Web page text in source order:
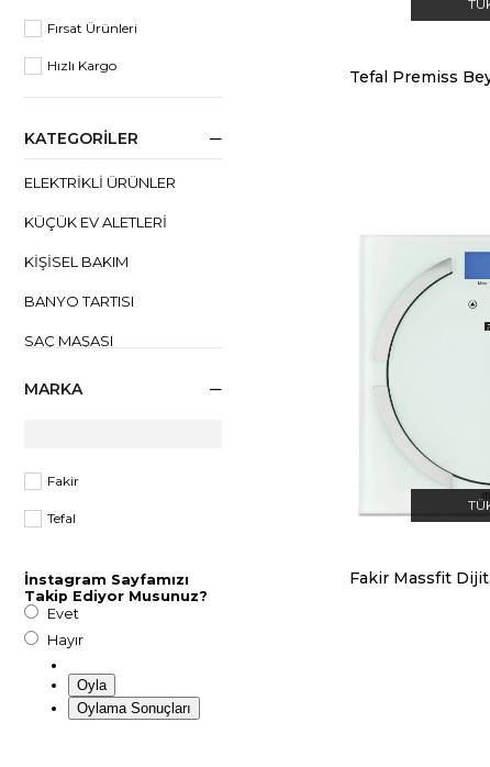
Fırsat Ürünleri
Hızlı Kargo
KATEGORILER
ELEKTRİKLİ ÜRÜNLER
KÜÇÜK EV ALETLERİ
KİŞİSEL BAKIM
BANYO TARTISI
SAÇ MAŞASI
TIRAŞ MAKINELERI
MAKINELERI
SAÇ DÜZLEŞTRICISI
MARKA
Fakir
Tefal
İnstagram Sayfamızı
Takip Ediyor Musunuz?
Evet
Hayır
Oyla
Oylama Sonuçları